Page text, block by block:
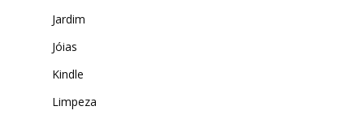
Jardim
Jóias
Kindle
Limpeza